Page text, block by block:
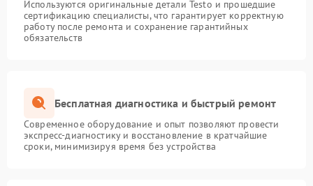
Используются оригинальные детали Testo и прошедшие
сертификацию специалисты, что гарантирует корректную
работу после ремонта и сохранение гарантийных
обязательств
Бесплатная диагностика и быстрый ремонт
Современное оборудование и опыт позволяют провести
экспресс-диагностику и восстановление в кратчайшие
сроки, минимизируя время без устройства